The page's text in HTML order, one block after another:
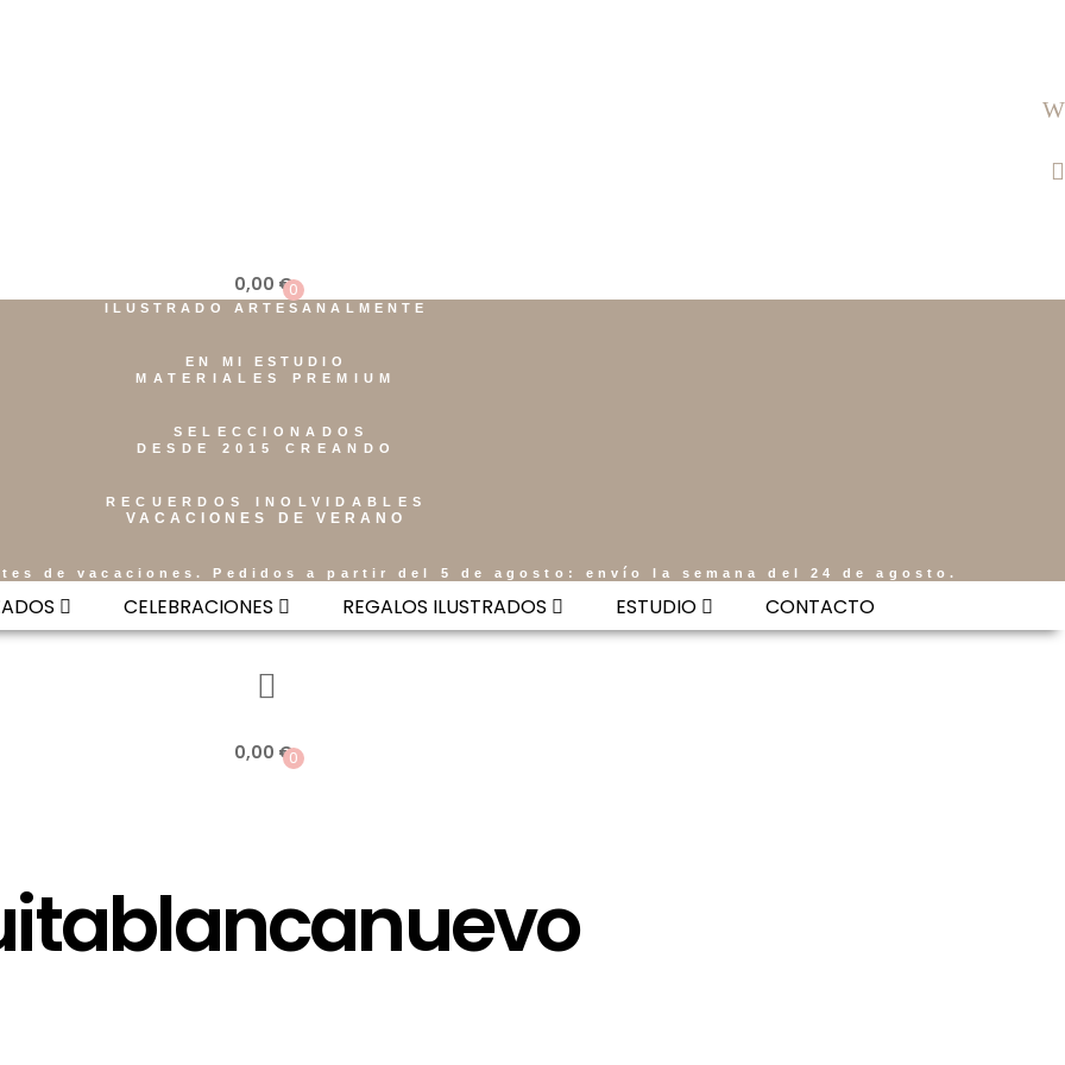
0,00 €0
ILUSTRADO ARTESANALMENTE
EN MI ESTUDIO
MATERIALES PREMIUM
SELECCIONADOS
DESDE 2015 CREANDO
RECUERDOS INOLVIDABLES
VACACIONES DE VERANO
de vacaciones. Pedidos a partir del 5 de agosto: envío la semana del 24 de agosto.
CELEBRACIONES REGALOS ILUSTRADOS ESTUDIO CONTACTO
0,00 €0